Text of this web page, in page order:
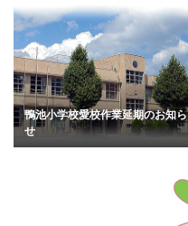
鴨池小学校愛校作業延期のお知ら
せ